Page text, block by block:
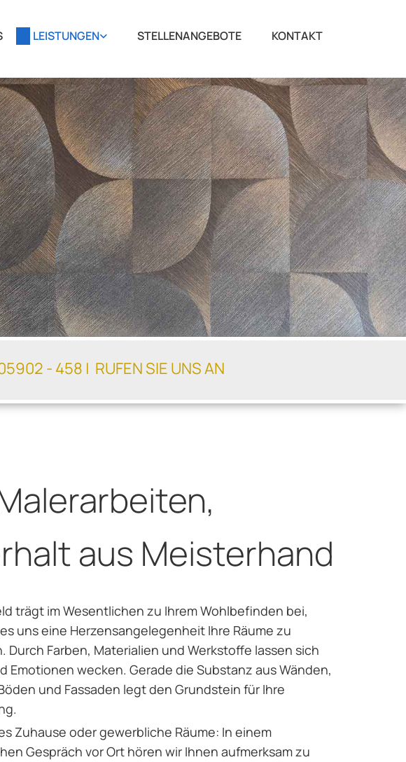
LEISTUNGEN STELLENANGEBOTE KONTAKT
- 458 | RUFEN SIE UNS AN
aus Meisterhand
trägt im Wesentlichen zu Ihrem Wohlbefinden bei,
uns eine Herzensangelegenheit Ihre Räume zu
Durch Farben, Materialien und Werkstoffe lassen sich
Emotionen wecken. Gerade die Substanz aus Wänden,
und Fassaden legt den Grundstein für Ihre
Zuhause oder gewerbliche Räume: In einem
Gespräch vor Ort hören wir Ihnen aufmerksam zu